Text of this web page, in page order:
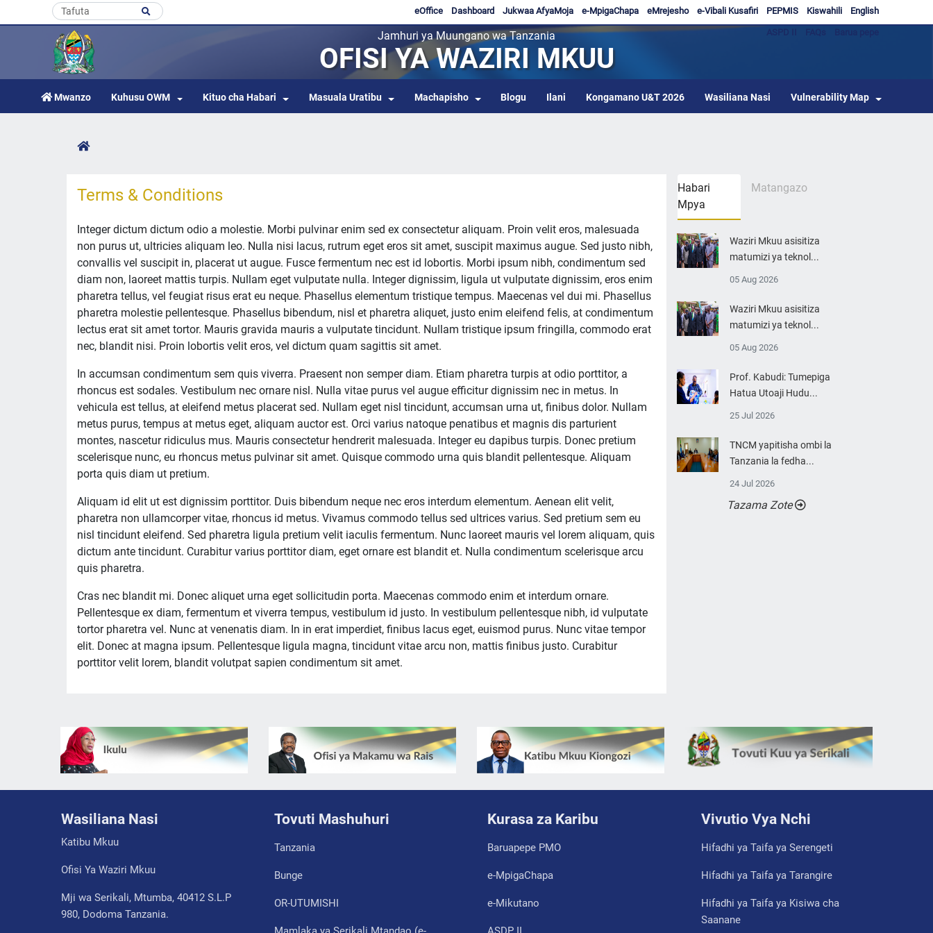
English
Kiswahili
PEPMIS
e-Vibali Kusafiri
eMrejesho
e-MpigaChapa
Jukwaa AfyaMoja
Dashboard
eOffice
Jamhuri ya Muungano wa Tanzania
OFISI YA WAZIRI MKUU
Mwanzo Kuhusu OWM Kituo cha Habari Masuala Uratibu Machapisho Blogu Ilani Kongamano U&T 2026 Wasiliana Nasi Vulnerability Map
Terms & Conditions
Integer dictum dictum odio a molestie. Morbi pulvinar enim sed ex consectetur aliquam. Proin velit eros, malesuada
non purus ut, ultricies aliquam leo. Nulla nisi lacus, rutrum eget eros sit amet, suscipit maximus augue. Sed justo nibh,
convallis vel suscipit in, placerat ut augue. Fusce fermentum nec est id lobortis. Morbi ipsum nibh, condimentum sed
diam non, laoreet mattis turpis. Nullam eget vulputate nulla. Integer dignissim, ligula ut vulputate dignissim, eros enim
pharetra tellus, vel feugiat risus erat eu neque. Phasellus elementum tristique tempus. Maecenas vel dui mi. Phasellus
pharetra molestie pellentesque. Phasellus bibendum, nisl et pharetra aliquet, justo enim eleifend felis, at condimentum
lectus erat sit amet tortor. Mauris gravida mauris a vulputate tincidunt. Nullam tristique ipsum fringilla, commodo erat
nec, blandit nisi. Proin lobortis velit eros, vel dictum quam sagittis sit amet.
In accumsan condimentum sem quis viverra. Praesent non semper diam. Etiam pharetra turpis at odio porttitor, a
rhoncus est sodales. Vestibulum nec ornare nisl. Nulla vitae purus vel augue efficitur dignissim nec in metus. In
vehicula est tellus, at eleifend metus placerat sed. Nullam eget nisl tincidunt, accumsan urna ut, finibus dolor. Nullam
metus purus, tempus at metus eget, aliquam auctor est. Orci varius natoque penatibus et magnis dis parturient
montes, nascetur ridiculus mus. Mauris consectetur hendrerit malesuada. Integer eu dapibus turpis. Donec pretium
scelerisque nunc, eu rhoncus metus pulvinar sit amet. Quisque commodo urna quis blandit pellentesque. Aliquam
porta quis diam ut pretium.
Aliquam id elit ut est dignissim porttitor. Duis bibendum neque nec eros interdum elementum. Aenean elit velit,
pharetra non ullamcorper vitae, rhoncus id metus. Vivamus commodo tellus sed ultrices varius. Sed pretium sem eu
nisl tincidunt eleifend. Sed pharetra ligula pretium velit iaculis fermentum. Nunc laoreet mauris vel lorem aliquam, quis
dictum ante tincidunt. Curabitur varius porttitor diam, eget ornare est blandit et. Nulla condimentum scelerisque arcu
quis pharetra.
Cras nec blandit mi. Donec aliquet urna eget sollicitudin porta. Maecenas commodo enim et interdum ornare.
Pellentesque ex diam, fermentum et viverra tempus, vestibulum id justo. In vestibulum pellentesque nibh, id vulputate
tortor pharetra vel. Nunc at venenatis diam. In in erat imperdiet, finibus lacus eget, euismod purus. Nunc vitae tempor
elit. Donec at magna ipsum. Pellentesque ligula magna, tincidunt vitae arcu non, mattis finibus justo. Curabitur
porttitor velit lorem, blandit volutpat sapien condimentum sit amet.
Habari
Mpya
Matangazo
Waziri Mkuu asisitiza
matumizi ya teknol...
05 Aug 2026
Waziri Mkuu asisitiza
matumizi ya teknol...
05 Aug 2026
Prof. Kabudi: Tumepiga
Hatua Utoaji Hudu...
25 Jul 2026
TNCM yapitisha ombi la
Tanzania la fedha...
24 Jul 2026
Tazama Zote
Wasiliana Nasi
Katibu Mkuu
Ofisi Ya Waziri Mkuu
Mji wa Serikali, Mtumba, 40412 S.L.P
980, Dodoma Tanzania.
Tovuti Mashuhuri
Tanzania
Bunge
OR-UTUMISHI
Kurasa za Karibu
Baruapepe PMO
e-MpigaChapa
e-Mikutano
Vivutio Vya Nchi
Hifadhi ya Taifa ya Serengeti
Hifadhi ya Taifa ya Tarangire
Hifadhi ya Taifa ya Kisiwa cha
Saanane